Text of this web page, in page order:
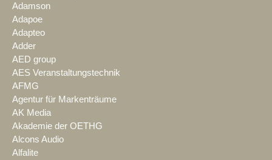
Adamson
Adapoe
Adapteo
Adder
AED group
AES Veranstaltungstechnik
AFMG
Agentur für Markenträume
AK Media
Akademie der OETHG
Alcons Audio
Alfalite